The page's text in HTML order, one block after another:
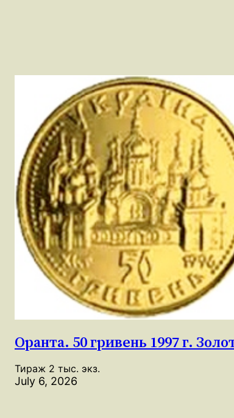
Оранта. 50 гривень 1997 г.
Тираж 2 тыс. экз.
July 6, 2026